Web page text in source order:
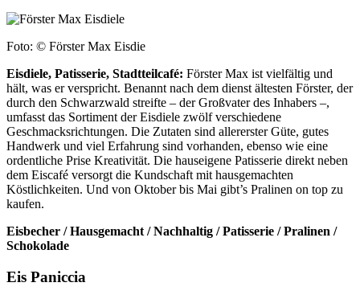
Foto: © Förster Max Eisdie
Eisdiele, Patisserie, Stadtteilcafé: Förster Max ist vielfäl­tig und
hält, was er verspricht. Benannt nach dem dienst­ ältesten Förster, der
durch den Schwarzwald streifte – der Großvater des Inhabers –,
umfasst das Sortiment der Eisdiele zwölf verschiedene
Geschmacksrichtungen. Die Zutaten sind allererster Güte, gutes
Handwerk und viel Erfahrung sind vorhanden, ebenso wie eine
ordentliche Prise Kreativität. Die hauseigene Patisserie direkt neben
dem Eiscafé versorgt die Kundschaft mit hausgemachten
Köstlichkeiten. Und von Oktober bis Mai gibt’s Pralinen on top zu
kaufen.
Eisbecher / Hausgemacht / Nachhaltig / Patisserie / Pralinen /
Schokolade
Eis Paniccia